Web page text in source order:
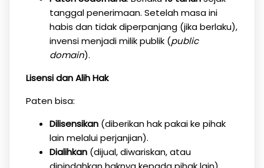
tanggal penerimaan. Setelah masa ini
habis dan tidak diperpanjang (jika berlaku),
invensi menjadi milik publik (public
domain).
Lisensi dan Alih Hak
Paten bisa:
Dilisensikan(diberikan hak pakai ke pihak
lain melalui perjanjian).
Dialihkan(dijual, diwariskan, atau